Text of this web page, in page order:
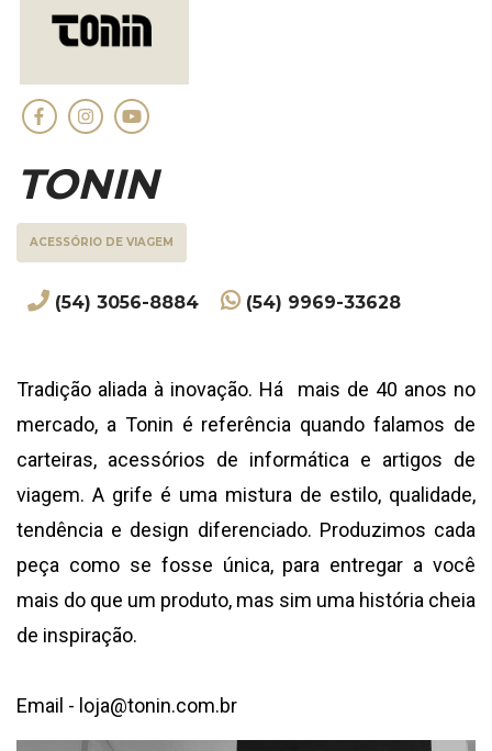
TONIN
ACESSÓRIO DE VIAGEM
(54) 3056-8884 (54) 9969-33628
Tradição aliada à inovação. Há mais de 40 anos no
mercado, a Tonin é referência quando falamos de
carteiras, acessórios de informática e artigos de
viagem. A grife é uma mistura de estilo, qualidade,
tendência e design diferenciado. Produzimos cada
peça como se fosse única, para entregar a você
mais do que um produto, mas sim uma história cheia
de inspiração.
Email - loja@tonin.com.br